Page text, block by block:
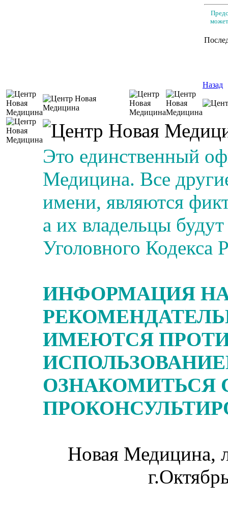
Назад
Это единственный
Медицина. Все
имени, являются
а их владельцы
Уголовного Кодекса
ИНФОРМАЦИЯ
ИМЕЮТСЯ
ОЗНАКОМИТЬСЯ
Новая Медицина,